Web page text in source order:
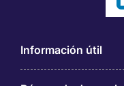
Información útil